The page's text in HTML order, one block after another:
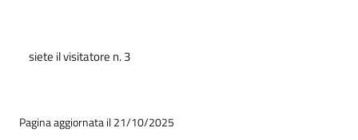
siete il visitatore n. 3
Pagina aggiornata il 21/10/2025